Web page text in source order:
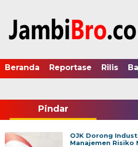
Beranda Reportase Rilis
Pindar
OJK Dorong
Manajemen Risiko